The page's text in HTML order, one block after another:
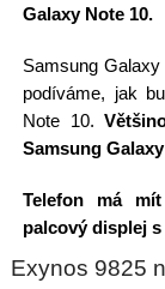
Galaxy Note 10.
Samsung
podíváme, jak
Note 10.
Samsung
Telefon má
palcový displej
Exynos 9825